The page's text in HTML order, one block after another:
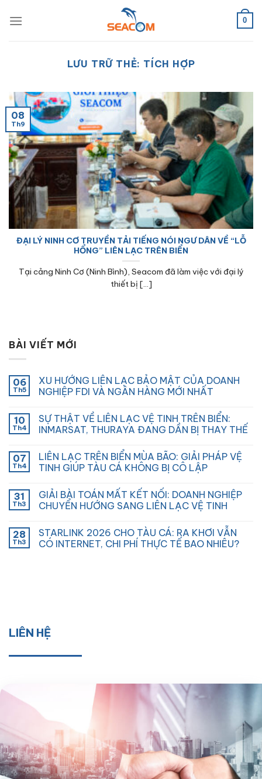
qua
0
LƯU TRỮ THẺ: TÍCH HỢP
ĐẠI LÝ NINH CƠ TRUYỀN TẢI TIẾNG NÓI NGƯ DÂN VỀ “LỖ
HỔNG” LIÊN LẠC TRÊN BIỂN
Tại cảng Ninh Cơ (Ninh Bình), Seacom đã làm việc với đại lý
thiết bị [...]
08
Th9
BÀI VIẾT MỚI
06
Th5
XU HƯỚNG LIÊN LẠC BẢO MẬT CỦA DOANH
NGHIỆP FDI VÀ NGÂN HÀNG MỚI NHẤT
10
Th4
SỰ THẬT VỀ LIÊN LẠC VỆ TINH TRÊN BIỂN:
INMARSAT, THURAYA ĐANG DẦN BỊ THAY THẾ
07
Th4
LIÊN LẠC TRÊN BIỂN MÙA BÃO: GIẢI PHÁP VỆ
TINH GIÚP TÀU CÁ KHÔNG BỊ CÔ LẬP
31
Th3
GIẢI BÀI TOÁN MẤT KẾT NỐI: DOANH NGHIỆP
CHUYỂN HƯỚNG SANG LIÊN LẠC VỆ TINH
28
Th3
STARLINK 2026 CHO TÀU CÁ: RA KHƠI VẪN
CÓ INTERNET, CHI PHÍ THỰC TẾ BAO NHIÊU?
LIÊN HỆ